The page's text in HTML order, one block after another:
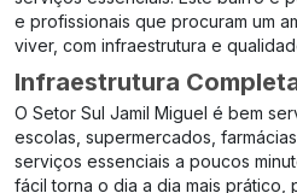
e profissionais que procuram um
viver, com infraestrutura e
Infraestrutura
O Setor Sul Jamil Miguel é bem
escolas, supermercados,
serviços essenciais a poucos
fácil torna o dia a dia mais prático,